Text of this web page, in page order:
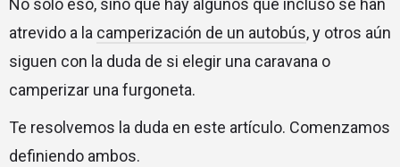
No solo eso, sino que hay algunos que incluso se han
atrevido a la camperización de un autobús, y otros aún
siguen con la duda de si elegir una caravana o
camperizar una furgoneta.
Te resolvemos la duda en este artículo. Comenzamos
definiendo ambos.